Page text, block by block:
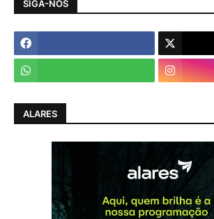
SIGA-NOS
ALARES